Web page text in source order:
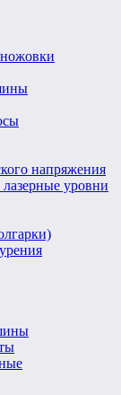
напряжения
уровни